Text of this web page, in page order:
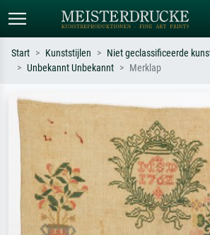
Zoek op kunstenaar, titel of stijl – bijv.
Monet, Sterrennacht, impressionisme,
Hokusai-golf, naakt.
Beschrijf
weide,
Start Kunststijlen
Niet geclassificeerde
Unbekannt Unbekannt
Merklap